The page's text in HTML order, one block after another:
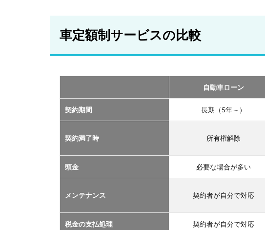
制
ー
ス
比
較
2
おす
の定
額制
サー
TOP
2.1
車定額制サービスの比較
自動車ローン
契約期間 長期（5年～）
契約満了時 所有権解除
頭金 必要な場合が多い
メンテナンス 契約者が自分で対応
税金の支払処理 契約者が自分で対応